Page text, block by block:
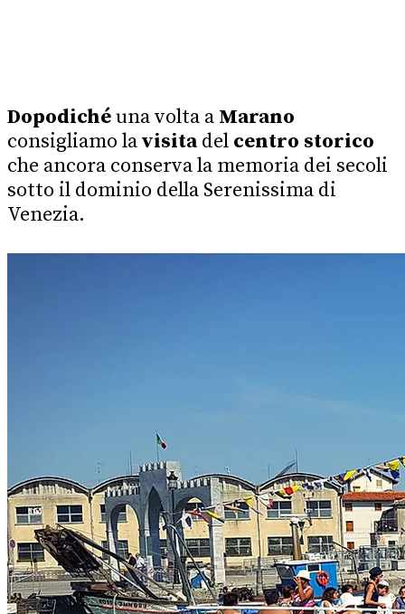
Dopodichéuna volta a Marano
consigliamo lavisitadel centro storico
che ancora conserva la memoria dei secoli
sotto il dominio della Serenissima di
Venezia.